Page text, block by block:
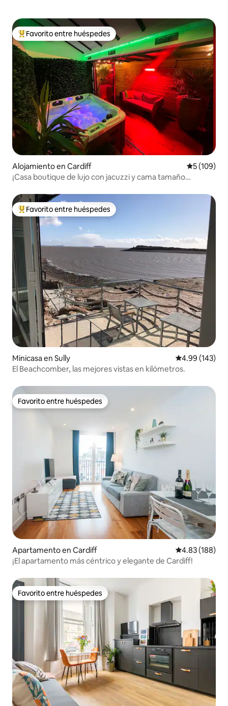
Favorito entre huéspedes preferido
Favorito entre huéspedes
Alojamiento en Cardiff
5 (109)
¡Casa boutique de lujo con jacuzzi y cama tamaño
Favorito entre huéspedes preferido
Favorito entre huéspedes
Minicasa en Sully Calificación
4.99 (143)
El Beachcomber, las mejores vistas en kilómetros.
Favorito entre huéspedes
Favorito entre huéspedes
Apartamento en Cardiff Calificación
4.83 (188)
¡El apartamento más céntrico y elegante de Cardiff!
Favorito entre huéspedes
Favorito entre huéspedes